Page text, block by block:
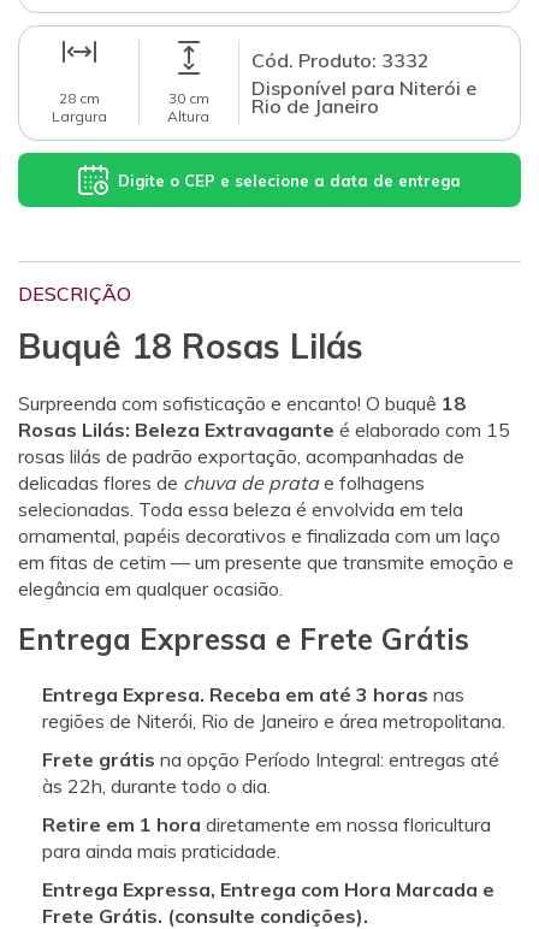
28 cm
Largura
30 cm
Altura
Cód. Produto: 3332
Disponível para Niterói e
Rio de Janeiro
Digite o CEP e selecione a data de entrega
DESCRIÇÃO
Buquê 18 Rosas Lilás
Surpreenda com sofisticação e encanto! O buquê 18
Rosas Lilás: Beleza Extravagante é elaborado com 15
rosas lilás de padrão exportação, acompanhadas de
delicadas flores de chuva de pratae folhagens
selecionadas. Toda essa beleza é envolvida em tela
ornamental, papéis decorativos e finalizada com um laço
em fitas de cetim — um presente que transmite emoção e
elegância em qualquer ocasião.
Entrega Expressa e Frete Grátis
Entrega Expresa. Receba em até 3 horas nas
regiões de Niterói, Rio de Janeiro e área metropolitana.
Frete grátis na opção Período Integral: entregas até
às 22h, durante todo o dia.
Retire em 1 hora diretamente em nossa floricultura
para ainda mais praticidade.
Entrega Expressa, Entrega com Hora Marcada e
Frete Grátis. (consulte condições).